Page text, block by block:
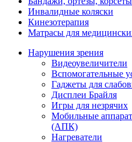
Инвалидные коляски
Кинезотерапия
Матрасы для
Нарушения зрения
Видеоувеличители
Вспомогательные
Гаджеты для
Дисплеи Брайля
Игры для незрячих
Мобильные
(АПК)
Нагреватели